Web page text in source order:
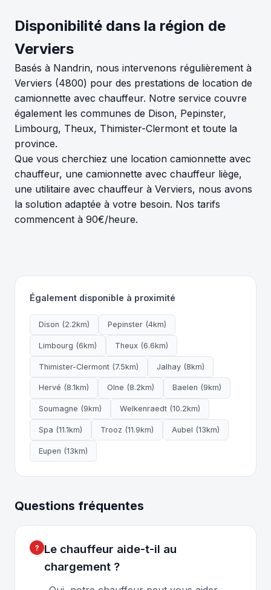
Disponibilité dans la région de
Verviers
Basés à Nandrin, nous intervenons régulièrement à
Verviers (4800) pour des prestations de location de
camionnette avec chauffeur. Notre service couvre
également les communes de Dison, Pepinster,
Limbourg, Theux, Thimister-Clermont et toute la
province.
Que vous cherchiez une location camionnette avec
chauffeur, une camionnette avec chauffeur liège,
une utilitaire avec chauffeur à Verviers, nous avons
la solution adaptée à votre besoin. Nos tarifs
commencent à 90€/heure.
Également disponible à proximité
Dison (2.2km) Pepinster (4km)
Limbourg (6km) Theux (6.6km)
Thimister-Clermont (7.5km) Jalhay (8km)
Hervé (8.1km) Olne (8.2km) Baelen (9km)
Soumagne (9km) Welkenraedt (10.2km)
Spa (11.1km) Trooz (11.9km) Aubel (13km)
Eupen (13km)
Questions fréquentes
Le chauffeur aide-t-il au
chargement ?